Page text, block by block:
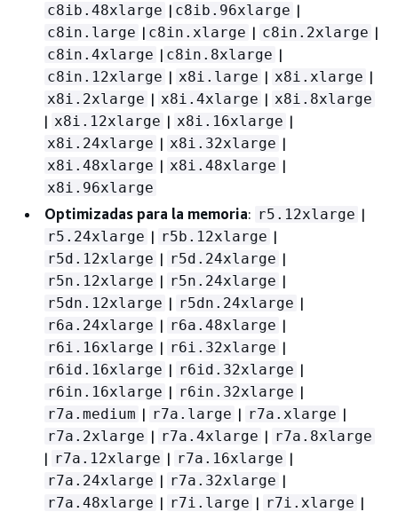
c8ib.48xlarge | c8ib.96xlarge |
c8in.large | c8in.xlarge | c8in.2xlarge |
c8in.4xlarge | c8in.8xlarge |
c8in.12xlarge | x8i.large | x8i.xlarge |
x8i.2xlarge | x8i.4xlarge | x8i.8xlarge
| x8i.12xlarge | x8i.16xlarge |
x8i.24xlarge | x8i.32xlarge |
x8i.48xlarge | x8i.48xlarge |
x8i.96xlarge
Optimizadas para la memoria: r5.12xlarge |
r5.24xlarge | r5b.12xlarge |
r5d.12xlarge | r5d.24xlarge |
r5n.12xlarge | r5n.24xlarge |
r5dn.12xlarge | r5dn.24xlarge |
r6a.24xlarge | r6a.48xlarge |
r6i.16xlarge | r6i.32xlarge |
r6id.16xlarge | r6id.32xlarge |
r6in.16xlarge | r6in.32xlarge |
r7a.medium | r7a.large | r7a.xlarge |
r7a.2xlarge | r7a.4xlarge | r7a.8xlarge
| r7a.12xlarge | r7a.16xlarge |
r7a.24xlarge | r7a.32xlarge |
r7a.48xlarge | r7i.large | r7i.xlarge |